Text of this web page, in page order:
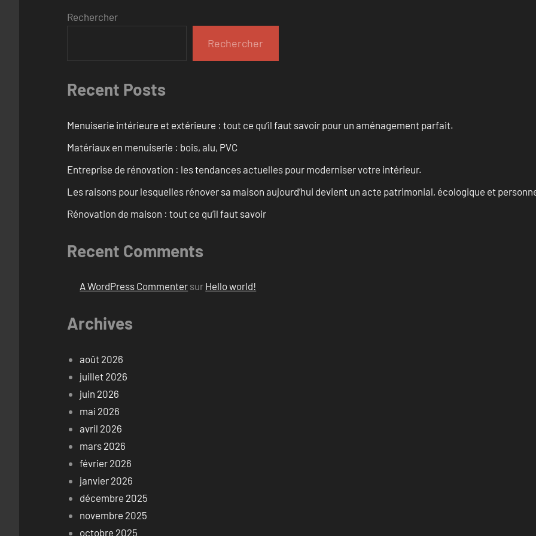
Rechercher
Rechercher
Recent Posts
Menuiserie intérieure et extérieure : tout ce qu’il faut savoir pour un aménagement parfait.
Matériaux en menuiserie : bois, alu, PVC
Entreprise de rénovation : les tendances actuelles pour moderniser votre intérieur.
Les raisons pour lesquelles rénover sa maison aujourd’hui devient un acte patrimonial, écologique et
Rénovation de maison : tout ce qu’il faut savoir
Recent Comments
A WordPress Commenter sur Hello world!
Archives
août 2026
juillet 2026
juin 2026
mai 2026
avril 2026
mars 2026
février 2026
janvier 2026
décembre 2025
novembre 2025
octobre 2025